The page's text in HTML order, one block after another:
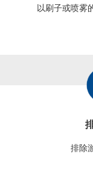
以刷子或喷雾
排除